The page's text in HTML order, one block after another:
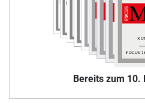
Bereits zum 10.